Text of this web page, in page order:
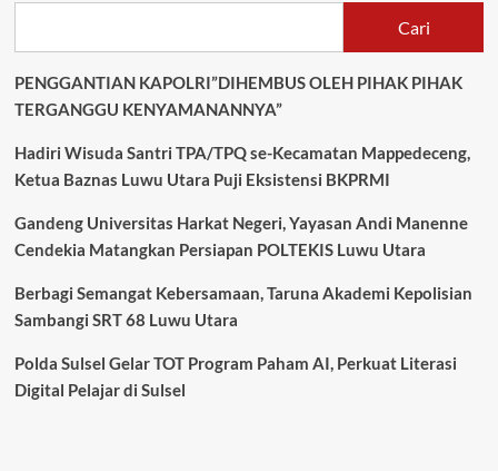
Cari
PENGGANTIAN KAPOLRI”DIHEMBUS OLEH PIHAK PIHAK
TERGANGGU KENYAMANANNYA”
Hadiri Wisuda Santri TPA/TPQ se-Kecamatan Mappedeceng,
Ketua Baznas Luwu Utara Puji Eksistensi BKPRMI
Gandeng Universitas Harkat Negeri, Yayasan Andi Manenne
Cendekia Matangkan Persiapan POLTEKIS Luwu Utara
Berbagi Semangat Kebersamaan, Taruna Akademi Kepolisian
Sambangi SRT 68 Luwu Utara
Polda Sulsel Gelar TOT Program Paham AI, Perkuat Literasi
Digital Pelajar di Sulsel